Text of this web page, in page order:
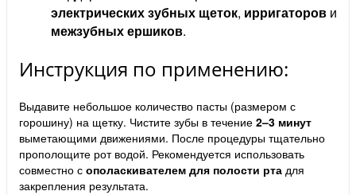
электрических зубных щеток, ирригаторов и
межзубных ершиков.
Инструкция по применению:
Выдавите небольшое количество пасты (размером с
горошину) на щетку. Чистите зубы в течение 2–3 минут
выметающими движениями. После процедуры тщательно
прополощите рот водой. Рекомендуется использовать
совместно с ополаскивателем для полости рта для
закрепления результата.